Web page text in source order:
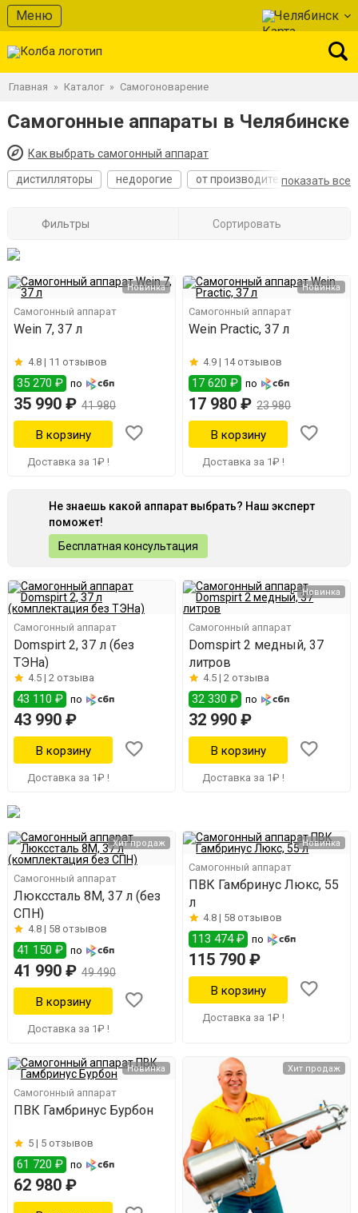
Меню Челябинск
Главная » Каталог » Самогоноварение
Самогонные аппараты в Челябинске
Как выбрать самогонный аппарат
показать все
дистилляторы недорогие от производителя лучшие
Фильтры Сортировать
Новинка
Самогонный аппарат
Wein 7, 37 л
4.8 | 11 отзывов
35 270 ₽ по
35 990 ₽ 41 980
Доставка за 1₽ !
Новинка
Самогонный аппарат
Wein Practic, 37 л
4.9 | 14 отзывов
17 620 ₽ по
17 980 ₽ 23 980
Доставка за 1₽ !
Не знаешь какой аппарат выбрать? Наш эксперт
поможет!
Бесплатная консультация
Самогонный аппарат
Domspirt 2, 37 л (без
ТЭНа)
4.5 | 2 отзыва
43 110 ₽ по
43 990 ₽
Доставка за 1₽ !
Новинка
Самогонный аппарат
Domspirt 2 медный, 37
литров
4.5 |2 отзыва
32 330 ₽ по
32 990 ₽
Доставка за 1₽ !
Хит продаж
Самогонный аппарат
Люкссталь 8М, 37 л (без
СПН)
4.8 | 58 отзывов
41 150 ₽ по
41 990 ₽ 49 490
Доставка за 1₽ !
Новинка
Самогонный аппарат
ПВК Гамбринус Люкс, 55
л
4.8 | 58 отзывов
113 474 ₽ по
115 790 ₽
Доставка за 1₽ !
Новинка
Самогонный аппарат
ПВК Гамбринус Бурбон
5 | 5 отзывов
61 720 ₽ по
62 980 ₽
Хит продаж